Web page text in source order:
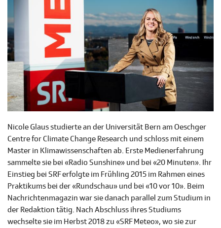
Nicole Glaus studierte an der Universität Bern am Oeschger
Centre for Climate Change Research und schloss mit einem
Master in Klimawissenschaften ab. Erste Medienerfahrung
sammelte sie bei «Radio Sunshine» und bei «20 Minuten». Ihr
Einstieg bei SRF erfolgte im Frühling 2015 im Rahmen eines
Praktikums bei der «Rundschau» und bei «10 vor 10». Beim
Nachrichtenmagazin war sie danach parallel zum Studium in
der Redaktion tätig. Nach Abschluss ihres Studiums
wechselte sie im Herbst 2018 zu «SRF Meteo», wo sie zur